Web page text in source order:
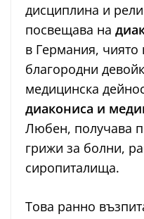
дисциплина и
посвещава на
в Германия, чиято
благородни
медицинска
диакониса и
Любен, получава
грижи за болни,
сиропиталища.
Това ранно